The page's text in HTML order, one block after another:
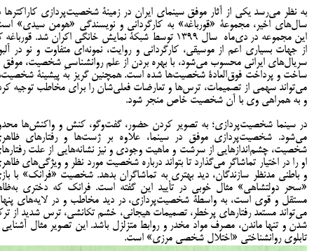
به نظر می‌رسد یکی از آثار موفق سینمای ایران در زمینۀ شخصیت‌پردازی کاراکتر‌ها
سال‌های اخیر، مجموعۀ «قورباغه» به کارگردانی و نویسندگی «هومن سیدی»
این مجموعه در دی‌ماه سال ۱۳۹۹ توسط شبکۀ نمایش خانگی اکران شد.
از جهات بسیاری اعم از موسیقی، کارگردانی و روایت، نمونه‌ای متفاوت و نو در
سریال‌های ایرانی محسوب می‌شود، با بهره بردن از علم روانشناسیِ شخصیت، موفق
ساخت‌ و پرداخت فوق‌العادۀ شخصیت‌ها شده است. همچنین گریز به پیشینۀ
می‌تواند سهمی از تصمیمات، ترس‌ها و تعارضات فعلی‌شان را برای مخاطب توجیه
و به همراهی وی با آن شخصیت خاص منجر شود.
در سینما شخصیت‌پردازی؛ به تصویر کردن حضور، گفت‌وگو، کنش و واکنش‌ها
می‌شود. شخصیت‌پردازی موفق در سینما، علاوه بر ژست‌ها و رفتارهای
شخصیت، چشم‌اندازهایی از سرشت و ماهیت وجودی و نیز نشانه‌هایی از علت
او را در اختیار تماشاگر می‌گذارد تا بتواند درباره شخصیت مورد نظر و ویژگی‌های
و باطنی مدنظر سازندگان، دید بهتری به تماشاگران بدهد. شخصیت «فرانک» با
«سحر دولتشاهی» مثال خوبی در تأیید این گفته است. فرانک که دختری
مستقل و‌ قوی است، به واسطۀ شخصیت‌پردازی، در دید مخاطب و در لایه‌های
می‌تواند مستعد رفتارهای پرخطر، تصمیمات هیجانی، خشم تکانشی، ترس شدید از
شدن و تنها ماندن، مصرف مواد مخدر و روابط متزلزل باشد. این‌ تصویر مثال آشنایی
تابلوی روانشناختی «اختلال شخصی مرزی» است.